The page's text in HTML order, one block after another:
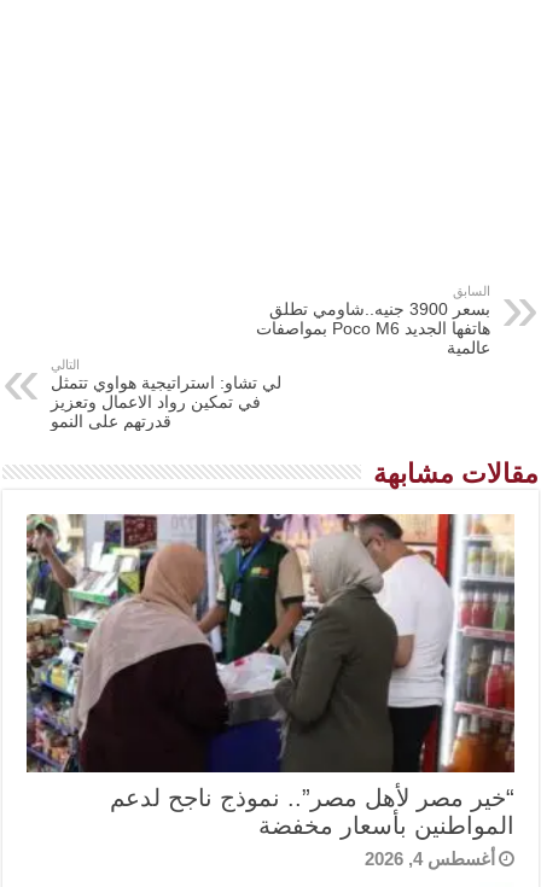
السابق
بسعر 3900 جنيه..شاومي تطلق
هاتفها الجديد Poco M6 بمواصفات
عالمية
التالي
لي تشاو: استراتيجية هواوي تتمثل
في تمكين رواد الاعمال وتعزيز
قدرتهم على النمو
مقالات مشابهة
“خير مصر لأهل مصر”.. نموذج ناجح لدعم
المواطنين بأسعار مخفضة
أغسطس 4, 2026